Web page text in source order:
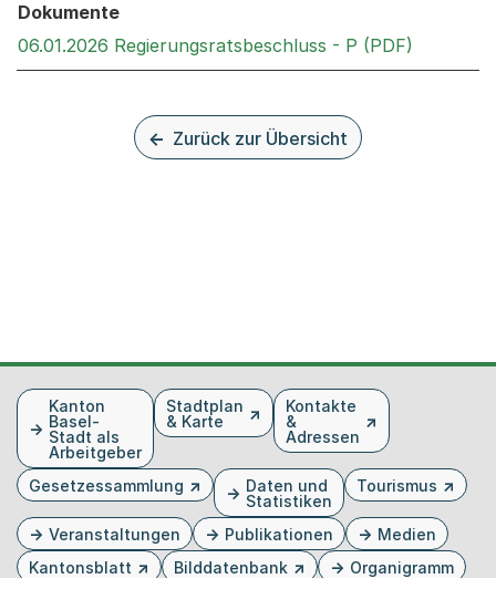
Dokumente
06.01.2026 Regierungsratsbeschluss - P (PDF)
Zurück zur Übersicht
FusszeileKanton
Basel-
Stadt als
Arbeitgeber
Stadtplan
& Karte
Kontakte
&
Adressen
Gesetzessammlung
Daten und
Statistiken
Tourismus
Veranstaltungen Publikationen
Medien
Kantonsblatt
Bilddatenbank Organigramm